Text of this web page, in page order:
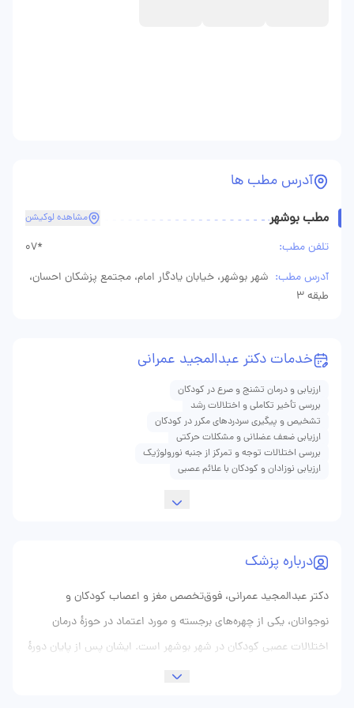
خدمات دکتر عبدالمجید عمرانی
ارزیابی و درمان تشنج و صرع در کودکان
بررسی تأخیر تکاملی و اختلالات رشد
تشخیص و پیگیری سردردهای مکرر در کودکان
ارزیابی ضعف عضلانی و مشکلات حرکتی
بررسی اختلالات توجه و تمرکز از جنبه نورولوژیک
ارزیابی نوزادان و کودکان با علائم عصبی
درباره پزشک
دکتر عبدالمجید عمرانی، فوق‌تخصص مغز و اعصاب کودکان و
نوجوانان، یکی از چهره‌های برجسته و مورد اعتماد در حوزهٔ درمان
اختلالات عصبی کودکان در شهر بوشهر است. ایشان پس از پایان دورهٔ
پزشکی عمومی در یکی از دانشگاه‌های علوم پزشکی کشور، با اشتیاق
آدرس مطب ها
مطب بوشهر مشاهده لوکیشن
تلفن مطب:
07*
آدرس مطب: شهر بوشهر، خیابان یادگار امام، مجتمع پزشکان احسان،
طبقه 3